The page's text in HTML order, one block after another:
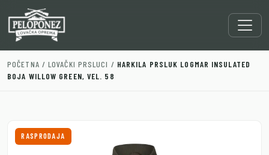
POČETNA /LOVAČKI PRSLUCI / HARKILA PRSLUK LOGMAR INSULATED
BOJA WILLOW GREEN, VEL. 58
RASPRODAJA